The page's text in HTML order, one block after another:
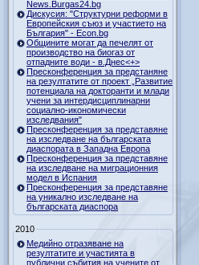
News.Burgas24.bg
Дискусия: "Структурни реформи в
Европейския съюз и участието на
България" - Econ.bg
Общините могат да печелят от
производство на биогаз от
отпадните води - в.Днес<+>
Пресконференция за предстаняне
на резултатите от проект „Развитие
потенциала на докторанти и млади
учени за интердисциплинарни
социално-икономически
изследвания"
Пресконференция за представяне
на изследване на българската
диаспората в Западна Европа
Пресконференция за представяне
на изследване на миграционния
модел в Испания
Пресконференция за представяне
на уникално изследване на
българската диаспора
2010
Медийно отразяване на
резултатите и участията в
публични събития на учените от